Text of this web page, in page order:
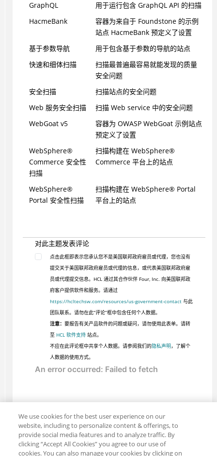
GraphQL
用于运行包含 GraphQL API 的扫描
HacmeBank
容器为来自于 Foundstone 的示例
站点 HacmeBank 预定义了设置
基于参数导航
用于包含基于参数的导航的站点
快速和细体扫描
扫描最普遍最容易就能发现的质量
安全问题
安全扫描
扫描站点的安全问题
Web 服务安全扫描
扫描 Web service 中的安全问题
WebGoat v5
容器为 OWASP WebGoat 示例站点
预定义了设置
WebSphere®
Commerce 安全性
扫描
扫描构建在 WebSphere®
Commerce 平台上的站点
WebSphere®
Portal 安全性扫描
扫描构建在 WebSphere® Portal
平台上的站点
对此主题发表评论
点击此框即表示您承认您不是美国联邦政府雇员或代理，您也没有
提交关于美国联邦政府雇员或代理的信息，或代表美国联邦政府雇
员或代理提交信息。HCL 通过其合作伙伴 Four, Inc. 向美国联邦政
府客户提供软件和服务。请通过
https://hcltechsw.com/resources/us-government-contact与此
团队联系。请勿在此“评论”框中包含任何个人数据。
注意： 要报告有关产品软件的问题或疑问，请勿使用此表单。请转
至 HCL 软件支持站点。
不应在此评论框中共享个人数据。请参阅我们的隐私声明，了解个
人数据的使用方式。
We use cookies for the best user experience on our
website, including to personalize content & offerings, to
provide social media features and to analyze traffic. By
clicking “Accept All Cookies” you agree to our use of
cookies. You can also manage your cookies by clicking on